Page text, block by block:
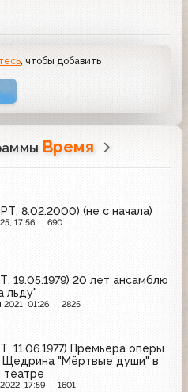
, чтобы добавить
Время
8.02.2000) (не с начала)
17:56 690
19.05.1979) 20 лет ансамблю
льду"
2021, 01:26 2825
11.06.1977) Премьера оперы
Щедрина "Мёртвые души" в
театре
17:59 1601